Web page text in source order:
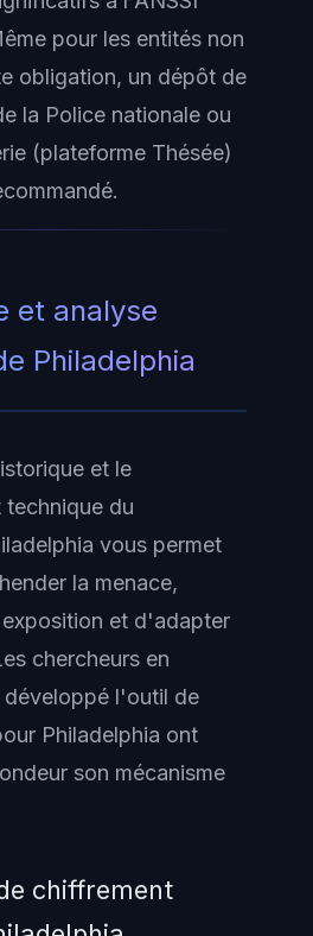
pour les entités non
obligation, un dépôt de
la Police nationale ou
(plateforme Thésée)
et analyse
Philadelphia
et le
du
vous permet
la menace,
et d'adapter
chercheurs en
développé l'outil de
Philadelphia ont
son mécanisme
chiffrement